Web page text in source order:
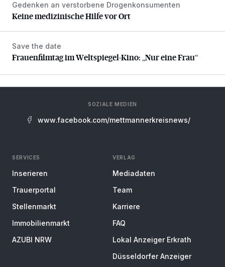
Keine medizinische Hilfe vor Ort
Gedenken an verstorbene Drogenkonsumenten
Keine medizinische Hilfe vor Ort
Frauenfilmtag im Weltspiegel-Kino: „Nur eine Frau“
Save the date
Frauenfilmtag im Weltspiegel-Kino: „Nur eine Frau“
SOZIALE MEDIEN
www.facebook.com/mettmannerkreisnews/
SERVICES
Inserieren
Trauerportal
Stellenmarkt
Immobilienmarkt
AZUBI NRW
VERLAG
Mediadaten
Team
Karriere
FAQ
Lokal Anzeiger Erkrath
Düsseldorfer Anzeiger